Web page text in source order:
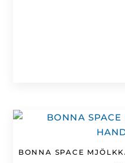
BONNA SPACE